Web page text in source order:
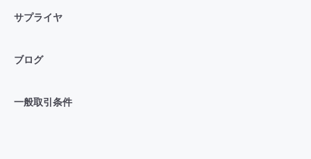
サプライヤ
ブログ
一般取引条件